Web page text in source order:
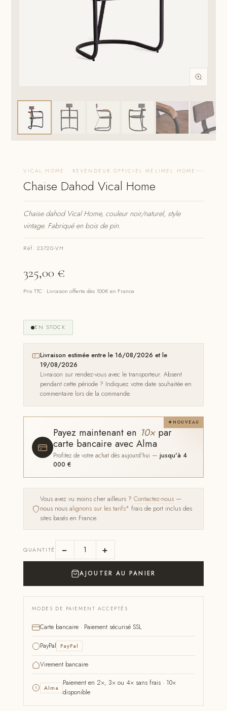
VICAL HOME · REVENDEUR OFFICIEL MELIMEL HOME
Chaise Dahod Vical Home
Chaise dahod Vical Home, couleur noir/naturel, style
vintage. Fabriqué en bois de pin.
Réf. 23720-VH
325,00 €
Prix TTC · Livraison offerte dès 100€ en France
EN STOCK
Livraison estimée entre le 16/08/2026 et le
19/08/2026
Livraison sur rendez-vous avec le transporteur. Absent
pendant cette période ? Indiquez votre date souhaitée en
commentaire lors de la commande.
NOUVEAU
Payez maintenant en 10×par
carte bancaire avec Alma
Profitez de votre achat dès aujourd'hui —jusqu'à 4
000 €
Vous avez vu moins cher ailleurs ?Contactez-nous —
nous nousalignons sur les tarifs* frais de port inclus des
sites basés en France.
QUANTITÉ − +
AJOUTER AU PANIER
MODES DE PAIEMENT ACCEPTÉS
Carte bancaire · Paiement sécurisé SSL
PayPal PayPal
Virement bancaire
Alma
Paiement en 2×, 3× ou 4× sans frais · 10×
disponible